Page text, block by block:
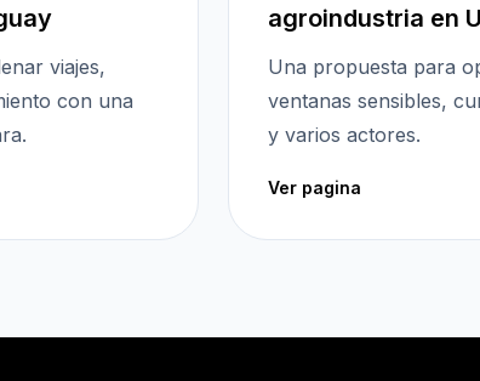
viajes,
con una
agroindustria en
Una propuesta para
ventanas sensibles,
y varios actores.
Ver pagina